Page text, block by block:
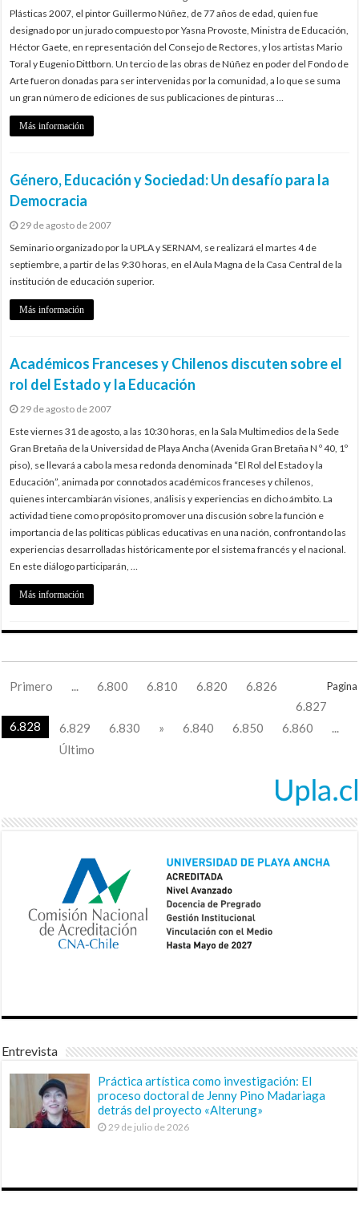
Plásticas 2007, el pintor Guillermo Núñez, de 77 años de edad, quien fue
designado por un jurado compuesto por Yasna Provoste, Ministra de Educación,
Héctor Gaete, en representación del Consejo de Rectores, y los artistas Mario
Toral y Eugenio Dittborn. Un tercio de las obras de Núñez en poder del Fondo de
Arte fueron donadas para ser intervenidas por la comunidad, a lo que se suma
un gran número de ediciones de sus publicaciones de pinturas …
Más información
Género, Educación y Sociedad: Un desafío para la
Democracia
29 de agosto de 2007
Seminario organizado por la UPLA y SERNAM, se realizará el martes 4 de
septiembre, a partir de las 9:30 horas, en el Aula Magna de la Casa Central de la
institución de educación superior.
Más información
Académicos Franceses y Chilenos discuten sobre el
rol del Estado y la Educación
29 de agosto de 2007
Este viernes 31 de agosto, a las 10:30 horas, en la Sala Multimedios de la Sede
Gran Bretaña de la Universidad de Playa Ancha (Avenida Gran Bretaña N º 40, 1º
piso), se llevará a cabo la mesa redonda denominada “El Rol del Estado y la
Educación”, animada por connotados académicos franceses y chilenos,
quienes intercambiarán visiones, análisis y experiencias en dicho ámbito. La
actividad tiene como propósito promover una discusión sobre la función e
importancia de las políticas públicas educativas en una nación, confrontando las
experiencias desarrolladas históricamente por el sistema francés y el nacional.
En este diálogo participarán, …
Más información
Pagina
Primero 6.800 6.810 6.820
6.826
6.827
6.828
6.829 6.830 » 6.840 6.850 6.860
Último
Entrevista
Práctica artística como investigación: El
proceso doctoral de Jenny Pino Madariaga
detrás del proyecto «Alterung»
29 de julio de 2026